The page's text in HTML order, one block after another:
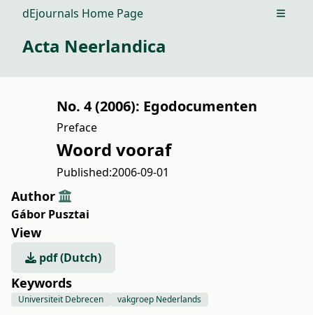
dEjournals Home Page Open
Acta Neerlandica
No. 4 (2006): Egodocumenten
Preface
Woord vooraf
Published:2006-09-01
Author
Gábor Pusztai
View
pdf (Dutch)
Keywords
Universiteit Debrecen vakgroep Nederlands